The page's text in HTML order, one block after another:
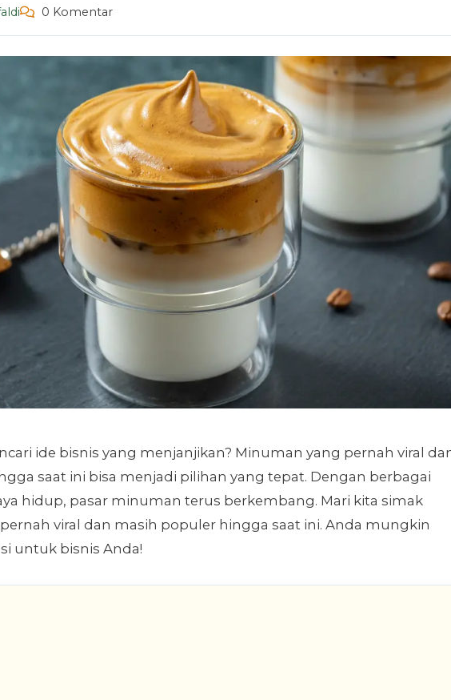
0 Komentar
ide bisnis yang menjanjikan? Minuman yang pernah viral
saat ini bisa menjadi pilihan yang tepat. Dengan berbagai
hidup, pasar minuman terus berkembang. Mari kita simak
viral dan masih populer hingga saat ini. Anda mungkin
untuk bisnis Anda!